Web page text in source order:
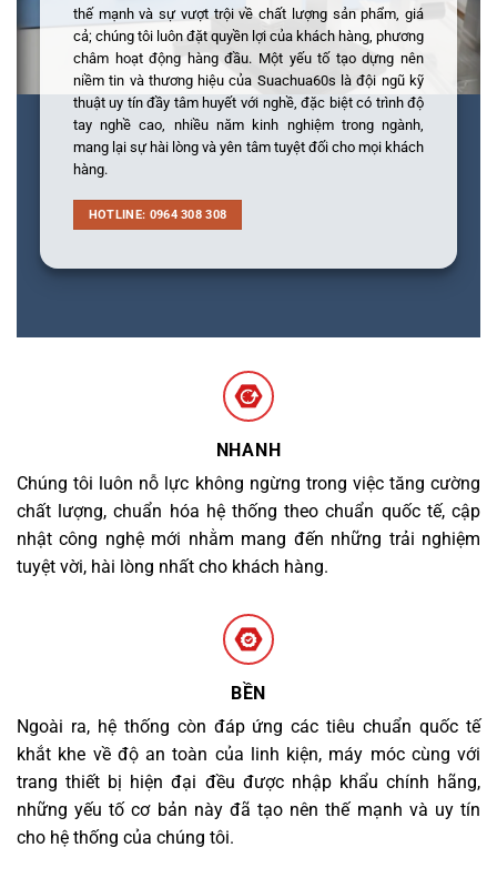
thế mạnh và sự vượt trội về chất lượng sản phẩm, giá
cả; chúng tôi luôn đặt quyền lợi của khách hàng, phương
châm hoạt động hàng đầu. Một yếu tố tạo dựng nên
niềm tin và thương hiệu của Suachua60s là đội ngũ kỹ
thuật uy tín đầy tâm huyết với nghề, đặc biệt có trình độ
tay nghề cao, nhiều năm kinh nghiệm trong ngành,
mang lại sự hài lòng và yên tâm tuyệt đối cho mọi khách
hàng.
HOTLINE: 0964 308 308
NHANH
Chúng tôi luôn nỗ lực không ngừng trong việc tăng cường
chất lượng, chuẩn hóa hệ thống theo chuẩn quốc tế, cập
nhật công nghệ mới nhằm mang đến những trải nghiệm
tuyệt vời, hài lòng nhất cho khách hàng.
BỀN
Ngoài ra, hệ thống còn đáp ứng các tiêu chuẩn quốc tế
khắt khe về độ an toàn của linh kiện, máy móc cùng với
trang thiết bị hiện đại đều được nhập khẩu chính hãng,
những yếu tố cơ bản này đã tạo nên thế mạnh và uy tín
cho hệ thống của chúng tôi.